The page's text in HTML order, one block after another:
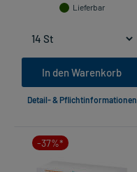
Lieferbar
In den Warenkorb
Detail- & Pflichtinformationen
-37%*